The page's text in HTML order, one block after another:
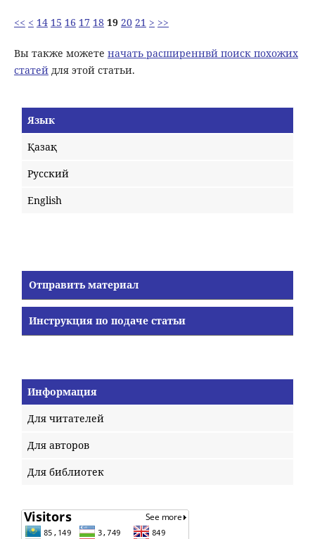
<< < 14 15 16 17 18 19 20 21 > >>
Вы также можете начать расширеннвй поиск похожих
статейдля этой статьи.
Язык
Қазақ
Русский
English
Отправить материал
Инструкция по подаче статьи
Информация
Для читателей
Для авторов
Для библиотек